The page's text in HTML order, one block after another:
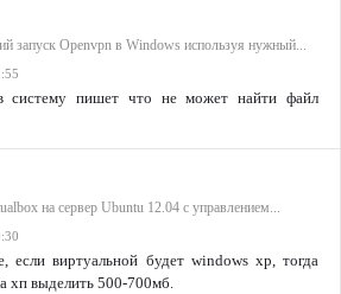
запуск Openvpn в Windows используя нужный...
систему пишет что не может найти файл
на сервер Ubuntu 12.04 с управлением...
если виртуальной будет windows xp, тогда
хп выделить 500-700мб.